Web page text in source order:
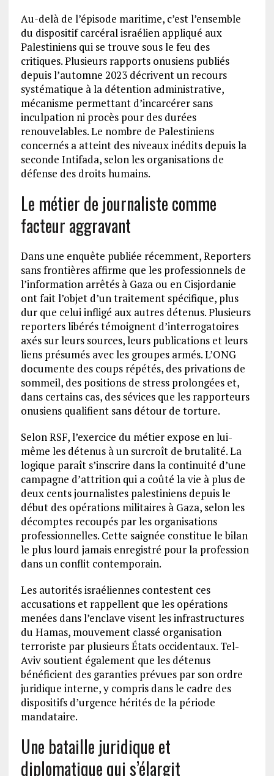
Au-delà de l’épisode maritime, c’est l’ensemble
du dispositif carcéral israélien appliqué aux
Palestiniens qui se trouve sous le feu des
critiques. Plusieurs rapports onusiens publiés
depuis l’automne 2023 décrivent un recours
systématique à la détention administrative,
mécanisme permettant d’incarcérer sans
inculpation ni procès pour des durées
renouvelables. Le nombre de Palestiniens
concernés a atteint des niveaux inédits depuis la
seconde Intifada, selon les organisations de
défense des droits humains.
Le métier de journaliste comme
facteur aggravant
Dans une enquête publiée récemment, Reporters
sans frontières affirme que les professionnels de
l’information arrêtés à Gaza ou en Cisjordanie
ont fait l’objet d’un traitement spécifique, plus
dur que celui infligé aux autres détenus. Plusieurs
reporters libérés témoignent d’interrogatoires
axés sur leurs sources, leurs publications et leurs
liens présumés avec les groupes armés. L’ONG
documente des coups répétés, des privations de
sommeil, des positions de stress prolongées et,
dans certains cas, des sévices que les rapporteurs
onusiens qualifient sans détour de torture.
Selon RSF, l’exercice du métier expose en lui-
même les détenus à un surcroît de brutalité. La
logique paraît s’inscrire dans la continuité d’une
campagne d’attrition qui a coûté la vie à plus de
deux cents journalistes palestiniens depuis le
début des opérations militaires à Gaza, selon les
décomptes recoupés par les organisations
professionnelles. Cette saignée constitue le bilan
le plus lourd jamais enregistré pour la profession
dans un conflit contemporain.
Les autorités israéliennes contestent ces
accusations et rappellent que les opérations
menées dans l’enclave visent les infrastructures
du Hamas, mouvement classé organisation
terroriste par plusieurs États occidentaux. Tel-
Aviv soutient également que les détenus
bénéficient des garanties prévues par son ordre
juridique interne, y compris dans le cadre des
dispositifs d’urgence hérités de la période
mandataire.
Une bataille juridique et
diplomatique qui s’élargit